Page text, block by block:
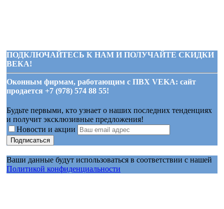
ПОДКЛЮЧАЙТЕСЬ К НАМ И ПОЛУЧАЙТЕ СКИДКИ
ВЕКА!
Оконным фирмам, работающим с ПВХ VEKA: сайт
продается +7 (978) 574 88 55!
Будьте первыми, кто узнает о наших последних тенденциях
и получит эксклюзивные предложения!
Новости и акции
Ваши данные будут использоваться в соответствии с нашей
Политикой конфиденциальности